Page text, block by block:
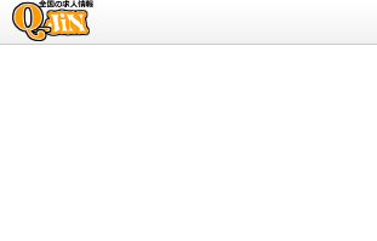
求人情報のQ-JiN